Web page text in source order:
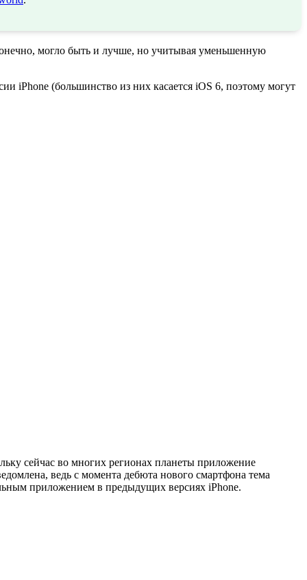
могло быть и лучше, но учитывая уменьшенную
iPhone (большинство из них касается iOS 6, поэтому могут
сейчас во многих регионах планеты приложение
ведь с момента дебюта нового смартфона тема
приложением в предыдущих версиях iPhone.